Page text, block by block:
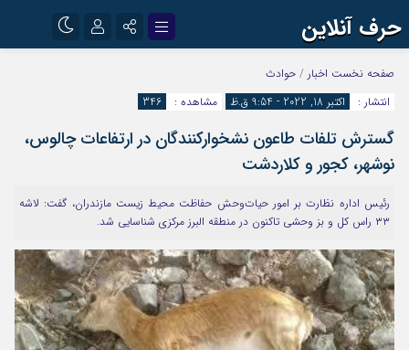
حرف آنلاین
اینستاگرام
آپارات
رمز عبور
مرا به خاطر بسپار
صفحه نخست اخبار / حوادث
انتشار :
اکتبر 18, 2022 - 9:54 ق.ظ مشاهده : 346
گسترش تلفات طاعون نشخوارکنندگان در ارتفاعات چالوس،
نوشهر، کجور و کلاردشت
رئیس اداره نظارت بر امور حیات‌وحش حفاظت محیط زیست مازندران، گفت: لاشه
۳۳ راس کل و بز وحشی تاکنون در منطقه البرز مرکزی شناسایی شد.